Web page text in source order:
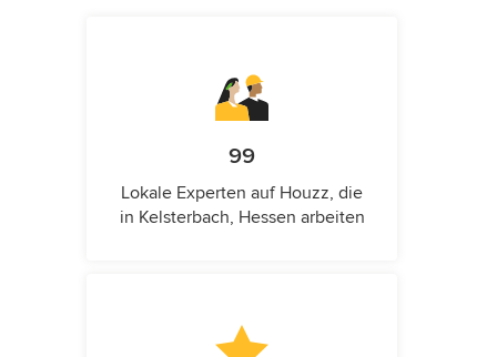
99
Lokale Experten auf Houzz, die
in Kelsterbach, Hessen arbeiten